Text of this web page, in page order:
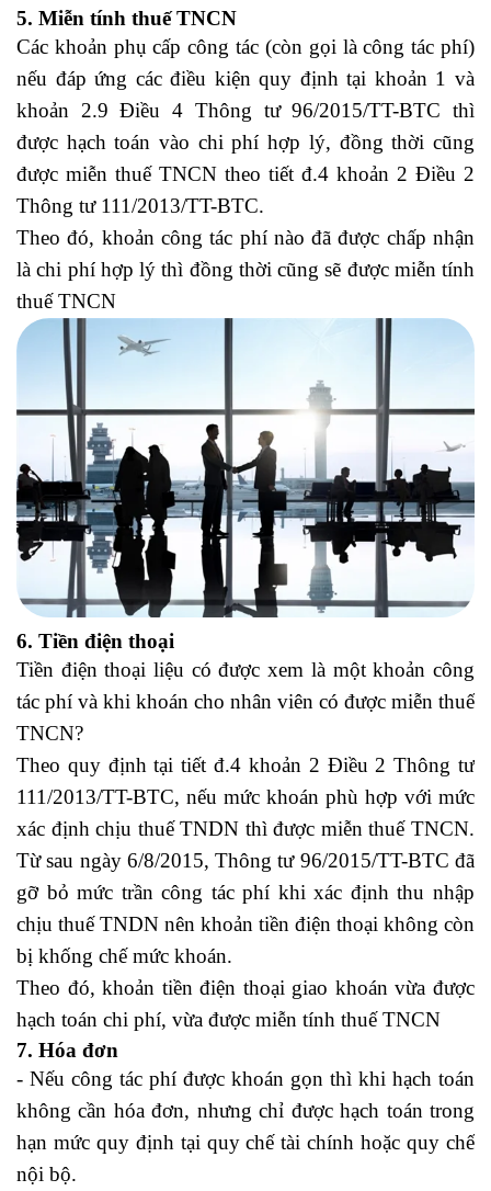
5. Miễn tính thuế TNCN
Các khoản phụ cấp công tác (còn gọi là công tác phí)
nếu đáp ứng các điều kiện quy định tại khoản 1 và
khoản 2.9 Điều 4 Thông tư 96/2015/TT-BTC thì
được hạch toán vào chi phí hợp lý, đồng thời cũng
được miễn thuế TNCN theo tiết đ.4 khoản 2 Điều 2
Thông tư 111/2013/TT-BTC.
Theo đó, khoản công tác phí nào đã được chấp nhận
là chi phí hợp lý thì đồng thời cũng sẽ được miễn tính
thuế TNCN
6. Tiền điện thoại
Tiền điện thoại liệu có được xem là một khoản công
tác phí và khi khoán cho nhân viên có được miễn thuế
TNCN?
Theo quy định tại tiết đ.4 khoản 2 Điều 2 Thông tư
111/2013/TT-BTC, nếu mức khoán phù hợp với mức
xác định chịu thuế TNDN thì được miễn thuế TNCN.
Từ sau ngày 6/8/2015, Thông tư 96/2015/TT-BTC đã
gỡ bỏ mức trần công tác phí khi xác định thu nhập
chịu thuế TNDN nên khoản tiền điện thoại không còn
bị khống chế mức khoán.
Theo đó, khoản tiền điện thoại giao khoán vừa được
hạch toán chi phí, vừa được miễn tính thuế TNCN
7. Hóa đơn
- Nếu công tác phí được khoán gọn thì khi hạch toán
không cần hóa đơn, nhưng chỉ được hạch toán trong
hạn mức quy định tại quy chế tài chính hoặc quy chế
nội bộ.